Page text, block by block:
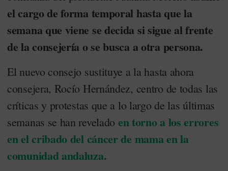
el cargo de forma temporal hasta que la
semana que viene se decida si sigue al frente
de la consejería o se busca a otra persona.
El nuevo consejo sustituye a la hasta ahora
consejera, Rocío Hernández, centro de todas las
críticas y protestas que a lo largo de las últimas
semanas se han revelado en torno a los errores
en el cribado del cáncer de mama en la
comunidad andaluza.